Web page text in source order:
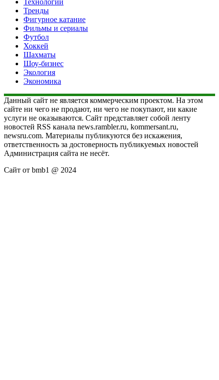
Тренды
Фигурное катание
Фильмы и сериалы
Футбол
Хоккей
Шахматы
Шоу-бизнес
Экология
Экономика
Данный сайт не является коммерческим проектом. На этом
сайте ни чего не продают, ни чего не покупают, ни какие
услуги не оказываются. Сайт представляет собой ленту
новостей RSS канала news.rambler.ru, kommersant.ru,
newsru.com. Материалы публикуются без искажения,
ответственность за достоверность публикуемых новостей
Администрация сайта не несёт.
Сайт от bmb1 @ 2024